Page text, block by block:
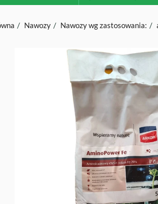
Nawozy Nawozy wg zastosowania: